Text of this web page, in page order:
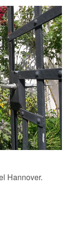
Hannover.